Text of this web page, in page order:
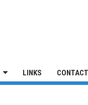
LINKS